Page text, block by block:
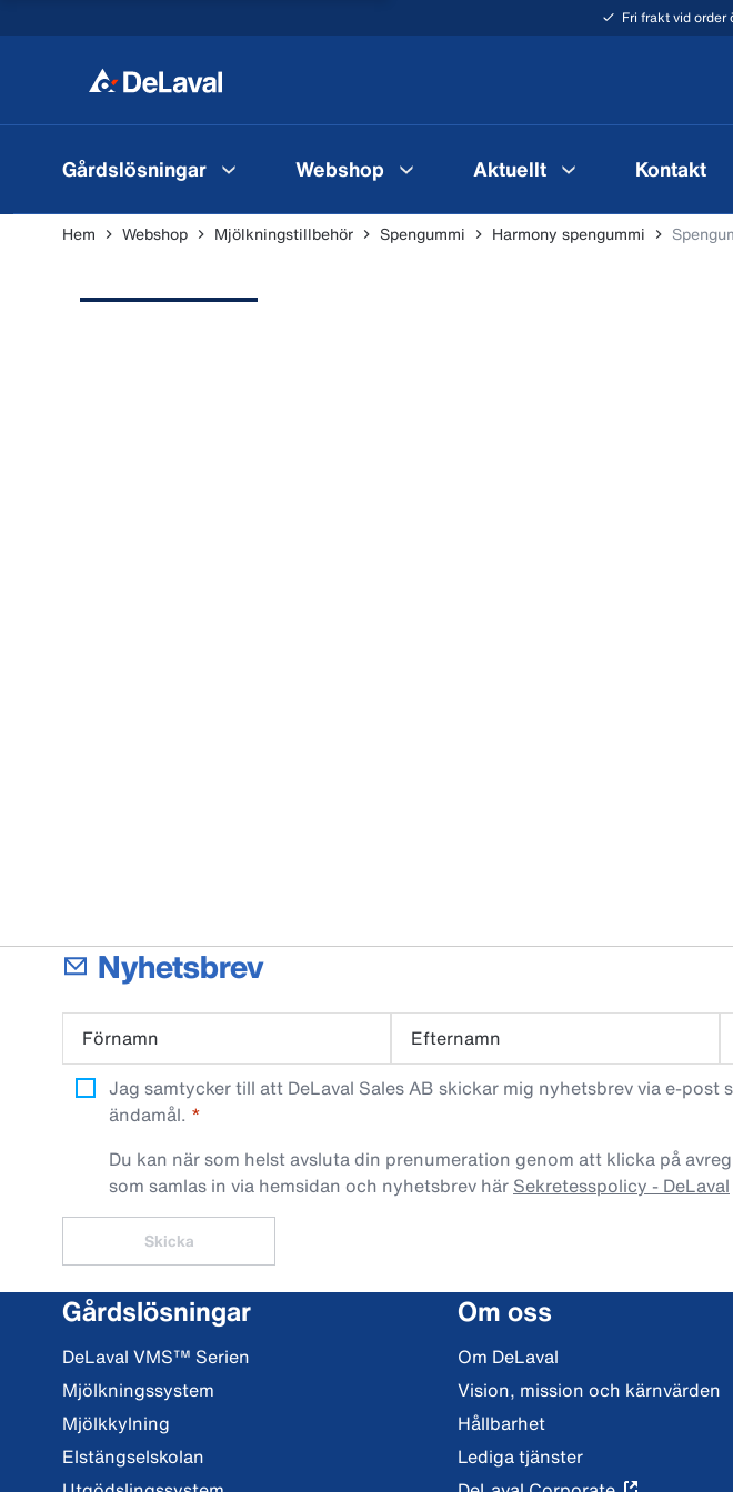
Fri frakt vid
Gårdslösningar Webshop Aktuellt Kontakt
Hem Webshop Mjölkningstillbehör Spengummi Harmony spengummi
Nyhetsbrev
Förnamn Efternamn
Jag samtycker till att DeLaval Sales AB skickar mig nyhetsbrev via e-
ändamål.
Du kan när som helst avsluta din prenumeration genom att klicka på
som samlas in via hemsidan och nyhetsbrev här Sekretesspolicy - DeLaval
Skicka
Gårdslösningar
DeLaval VMS™ Serien
Mjölkningssystem
Mjölkkylning
Elstängselskolan
Om oss
Om DeLaval
Vision, mission och kärnvärden
Hållbarhet
Lediga tjänster